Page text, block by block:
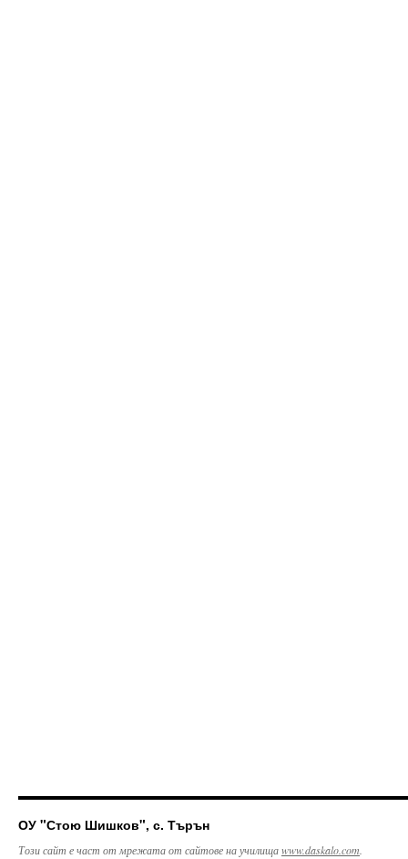
ОУ "Стою Шишков", с. Търън
Този сайт е част от мрежата от сайтове на училищаwww.daskalo.com